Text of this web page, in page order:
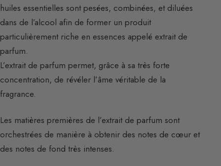
huiles essentielles sont pesées, combinées, et diluées
dans de l’alcool afin de former un produit
particulièrement riche en essences appelé extrait de
parfum.
L’extrait de parfum permet, grâce à sa très forte
concentration, de révéler l’âme véritable de la
fragrance.
Les matières premières de l’extrait de parfum sont
orchestrées de manière à obtenir des notes de cœur et
des notes de fond très intenses.